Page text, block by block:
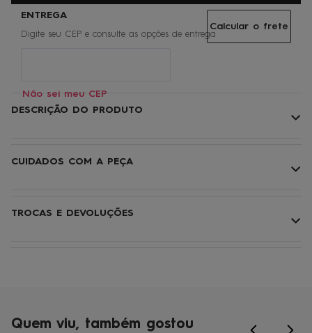
Não sei meu CEP
Calcular o frete
DESCRIÇÃO DO PRODUTO
CUIDADOS COM A PEÇA
TROCAS E DEVOLUÇÕES
Quem viu, também gostou